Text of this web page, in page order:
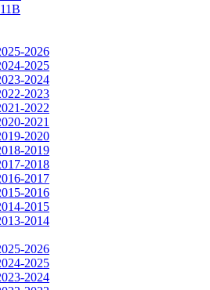
2026
2025
2024
2023
2022
2021
2020
2019
2018
2017
2016
2015
2014
2026
2025
2024